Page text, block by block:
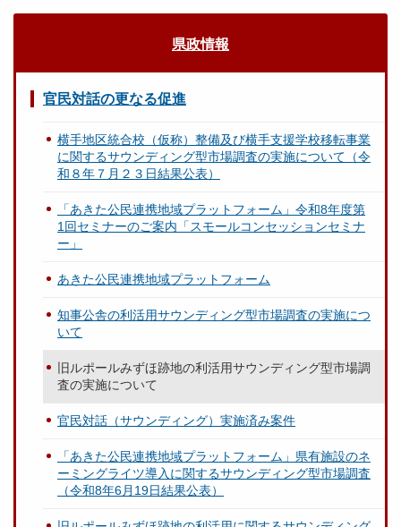
県政情報
官民対話の更なる促進
横手地区統合校（仮称）整備及び横手支援学校移転事業
に関するサウンディング型市場調査の実施について（令
和８年７月２３日結果公表）
「あきた公民連携地域プラットフォーム」令和8年度第
1回セミナーのご案内「スモールコンセッションセミナ
ー」
あきた公民連携地域プラットフォーム
知事公舎の利活用サウンディング型市場調査の実施につ
いて
旧ルポールみずほ跡地の利活用サウンディング型市場調
査の実施について
官民対話（サウンディング）実施済み案件
「あきた公民連携地域プラットフォーム」県有施設のネ
ーミングライツ導入に関するサウンディング型市場調査
（令和8年6月19日結果公表）